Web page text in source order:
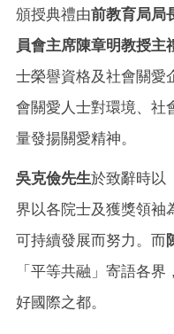
頒授典禮由前教育局局
員會主席陳章明教授主
士榮譽資格及社會關愛
會關愛人士對環境、社
量發揚關愛精神。
吳克儉先生於致辭時以
界以各院士及獲獎領袖
可持續發展而努力。而
「平等共融」寄語各
好國際之都。